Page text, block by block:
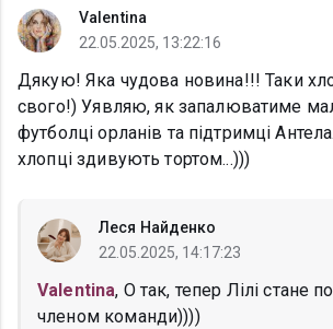
Valentina
22.05.2025, 13:22:16
Дякую! Яка чудова новина!!! Таки
свого!) Уявляю, як запалюватиме
футболці орланів та підтримці
хлопці здивують тортом...)))
Леся Найденко
22.05.2025, 14:17:23
Valentina, О так, тепер Лілі стане
членом команди))))